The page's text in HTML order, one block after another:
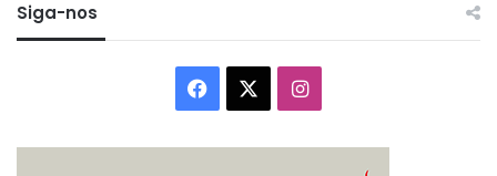
Siga-nos
Facebook Instagram